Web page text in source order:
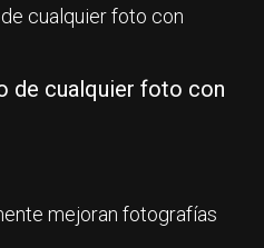
de cualquier foto con